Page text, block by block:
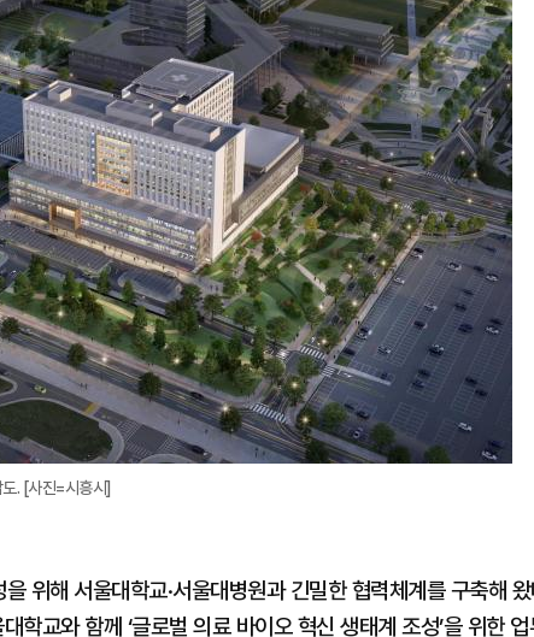
지
확
대
. [사진=시흥시]
위해 서울대학교·서울대병원과 긴밀한 협력체계를 구축해
교와 함께 ‘글로벌 의료 바이오 혁신 생태계 조성’을 위한 업